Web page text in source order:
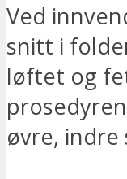
Ved
snitt i
løftet og
øvre, indre